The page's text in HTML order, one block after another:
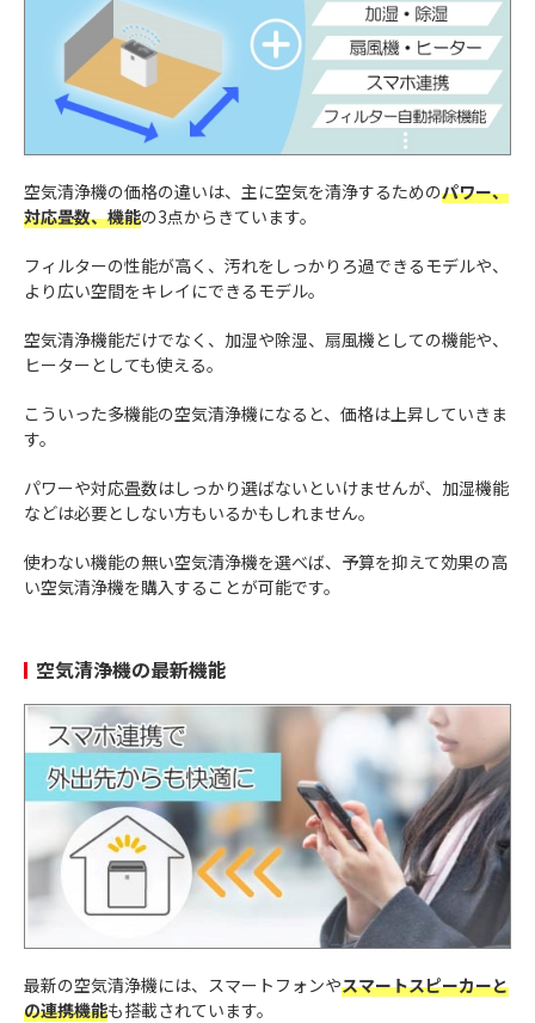
空気清浄機の価格の違いは、主に空気を清浄するためのパワー、
対応畳数、機能の3点からきています。
フィルターの性能が高く、汚れをしっかりろ過できるモデルや、
より広い空間をキレイにできるモデル。
空気清浄機能だけでなく、加湿や除湿、扇風機としての機能や、
ヒーターとしても使える。
こういった多機能の空気清浄機になると、価格は上昇していきま
す。
パワーや対応畳数はしっかり選ばないといけませんが、加湿機能
などは必要としない方もいるかもしれません。
使わない機能の無い空気清浄機を選べば、予算を抑えて効果の高
い空気清浄機を購入することが可能です。
空気清浄機の最新機能
最新の空気清浄機には、スマートフォンやスマートスピーカーと
の連携機能も搭載されています。